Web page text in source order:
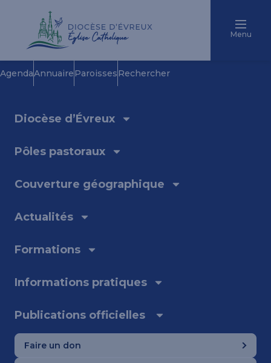
Menu
AgendaAnnuaireParoissesRechercher
Diocèse d’Évreux
Pôles pastoraux
Couverture géographique
Actualités
Formations
Informations pratiques
Publications officielles
Faire un don